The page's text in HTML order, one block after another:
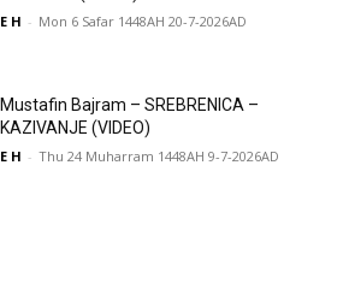
E H - Mon 6 Safar 1448AH 20-7-2026AD
Mustafin Bajram – SREBRENICA –
KAZIVANJE (VIDEO)
E H - Thu 24 Muharram 1448AH 9-7-2026AD